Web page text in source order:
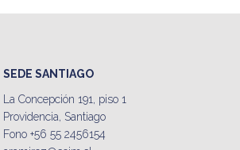
SEDE SANTIAGO
La Concepción 191, piso 1
Providencia, Santiago
Fono +56 55 2456154